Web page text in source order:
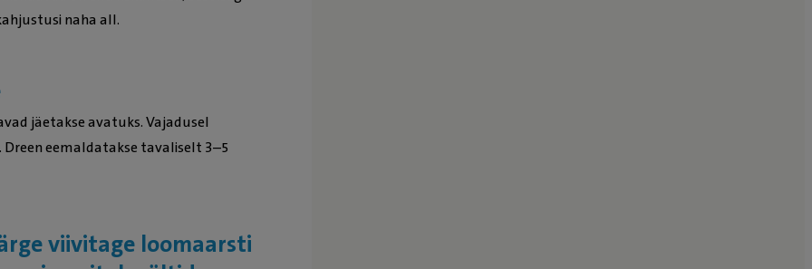
naha all.
jäetakse avatuks. Vajadusel
eemaldatakse tavaliselt 3–5
viivitage loomaarsti